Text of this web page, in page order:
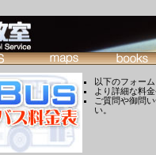
以下のフォー
より詳細な料
ご質問や御問
い。